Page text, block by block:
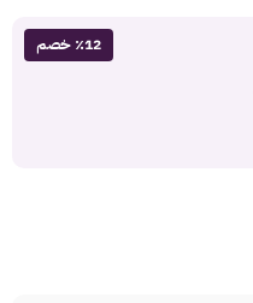
٪12 خصم